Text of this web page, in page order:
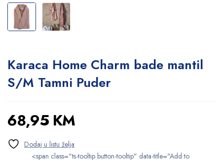
Karaca Home Charm bade mantil
S/M Tamni Puder
68,95 KM
<span class="ts-tooltip button-tooltip" data-title="Add to